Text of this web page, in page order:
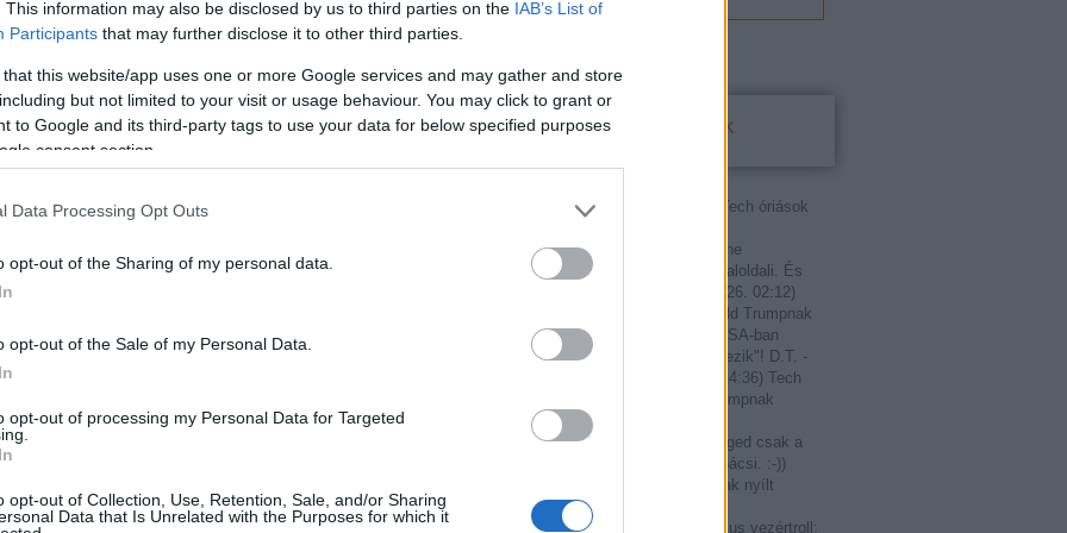
This information may also be disclosed by us to third parties on the IAB’s List of
Participants that may further disclose it to other third parties.
that this website/app uses one or more Google services and may gather and store
but not limited to your visit or usage behaviour. You may click to grant or
to Google and its third-party tags to use your data for below specified purposes
consent section.
Data Processing Opt Outs
opt-out of the Sharing of my personal data.
opt-out of the Sale of my Personal Data.
opt-out of processing my Personal Data for Targeted
opt-out of Collection, Use, Retention, Sale, and/or Sharing
Data that Is Unrelated with the Purposes for which it
Utolsó kommentek
fasza 2020.11.08. 18:35
Tech óriások
Trump meg kérte őket hogy ne
cenzúrázzanak mindenkit aki nem baloldali. És
2019.06.26. 02:12)
Tech óriások írtak nyílt levelet Donald Trumpnak
Katalin Markovics:
T. Szerző! Az USA-ban
olyan, mint miniszterelnök, "nem létezik"! D.T. -
2018.02.13. 14:36) Tech
óriások írtak nyílt levelet Donald Trumpnak
Kurt úrfi teutonordikus vezértroll:
@VaradiJanos: Mert nekem van. Téged csak a
lelenc házban szoptattak. A portás bácsi. :-))
Tech óriások írtak nyílt
levelet Donald Trumpnak
VaradiJanos:@Kurt úrfi teutonordikus vezértroll:
! ‐Belépés Facebookkal